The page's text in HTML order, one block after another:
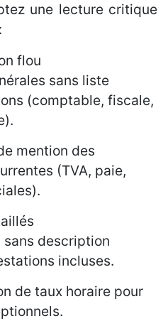
une lecture critique
flou
sans liste
(comptable, fiscale,
mention des
(TVA, paie,
description
incluses.
de taux horaire pour